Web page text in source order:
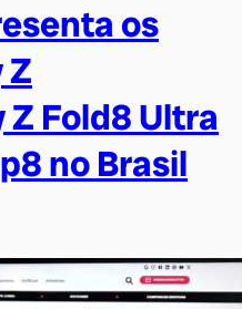
os
Z
Z Fold8 Ultra
no Brasil